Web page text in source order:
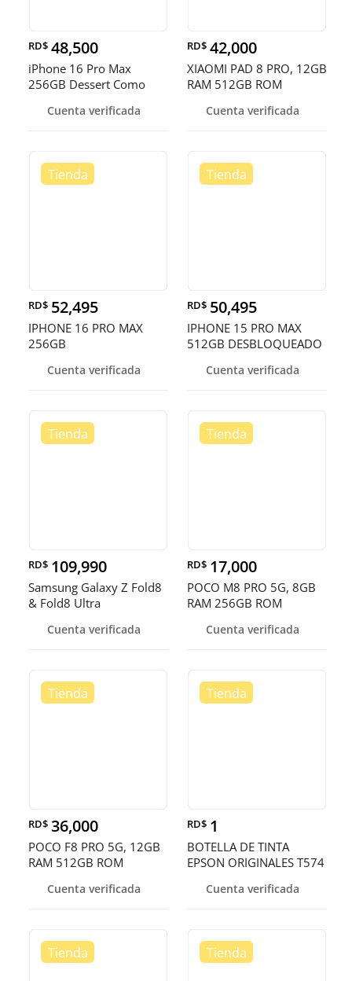
RD$ 48,500
iPhone 16 Pro Max
256GB Dessert Como
Cuenta verificada
RD$ 42,000
XIAOMI PAD 8 PRO, 12GB
RAM 512GB ROM
Cuenta verificada
RD$ 52,495
IPHONE 16 PRO MAX
256GB
FABCuenta verificada
RD$ 50,495
IPHONE 15 PRO MAX
512GB DESBLOQUEADO
Cuenta verificada
RD$ 109,990
Samsung Galaxy Z Fold8
& Fold8 Ultra
Cuenta verificada
RD$ 17,000
POCO M8 PRO 5G, 8GB
RAM 256GB ROM
Cuenta verificada
RD$ 36,000
POCO F8 PRO 5G, 12GB
RAM 512GB ROM
Cuenta verificada
RD$ 1
BOTELLA DE TINTA
EPSON ORIGINALES T574
COLORES,ECOTANK
Cuenta verificada